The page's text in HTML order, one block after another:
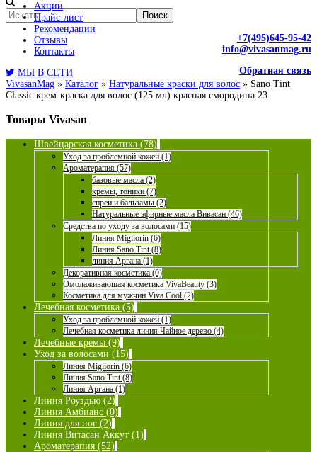
+7(495)645-95-42
info@vivasanmag.ru
Обратная связь
Акции
Прайс-лист
Рекомендации
Отзывы
Контакты
МЫ В СЕТИ
VivasanMag » Каталог » Натуральные краски для волос » Sano Tint
Classic крем-краска для волос (125 мл) красная смородина 23
Товары Vivasan
Швейцарская косметика (78)
Уход за проблемной кожей (1)
Ароматерапия (57)
базовые масла (2)
кремы, тоники (7)
спреи и бальзамы (2)
Натуральные эфирные масла Вивасан (46)
Средства по уходу за волосами (15)
Линия Migliorin (6)
Линия Sano Tint (8)
линия Аргана (1)
Декоративная косметика (0)
Омолаживающая косметика VivaBeauty (3)
Косметика для мужчин Viva Cool (2)
Лечебная косметика (5)
Уход за проблемной кожей (1)
Лечебная косметика линия Чайное дерево (4)
Лечебные кремы (9)
Уход за волосами (15)
Линия Migliorin (6)
Линия Sano Tint (8)
Линия Аргана (1)
Линия Роуздью (2)
Линия Амбианс (0)
Линия для ног (2)
Линия Витасан Аккут (1)
Ароматерапия (52)